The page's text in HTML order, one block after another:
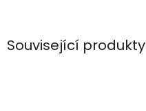
Související produkty